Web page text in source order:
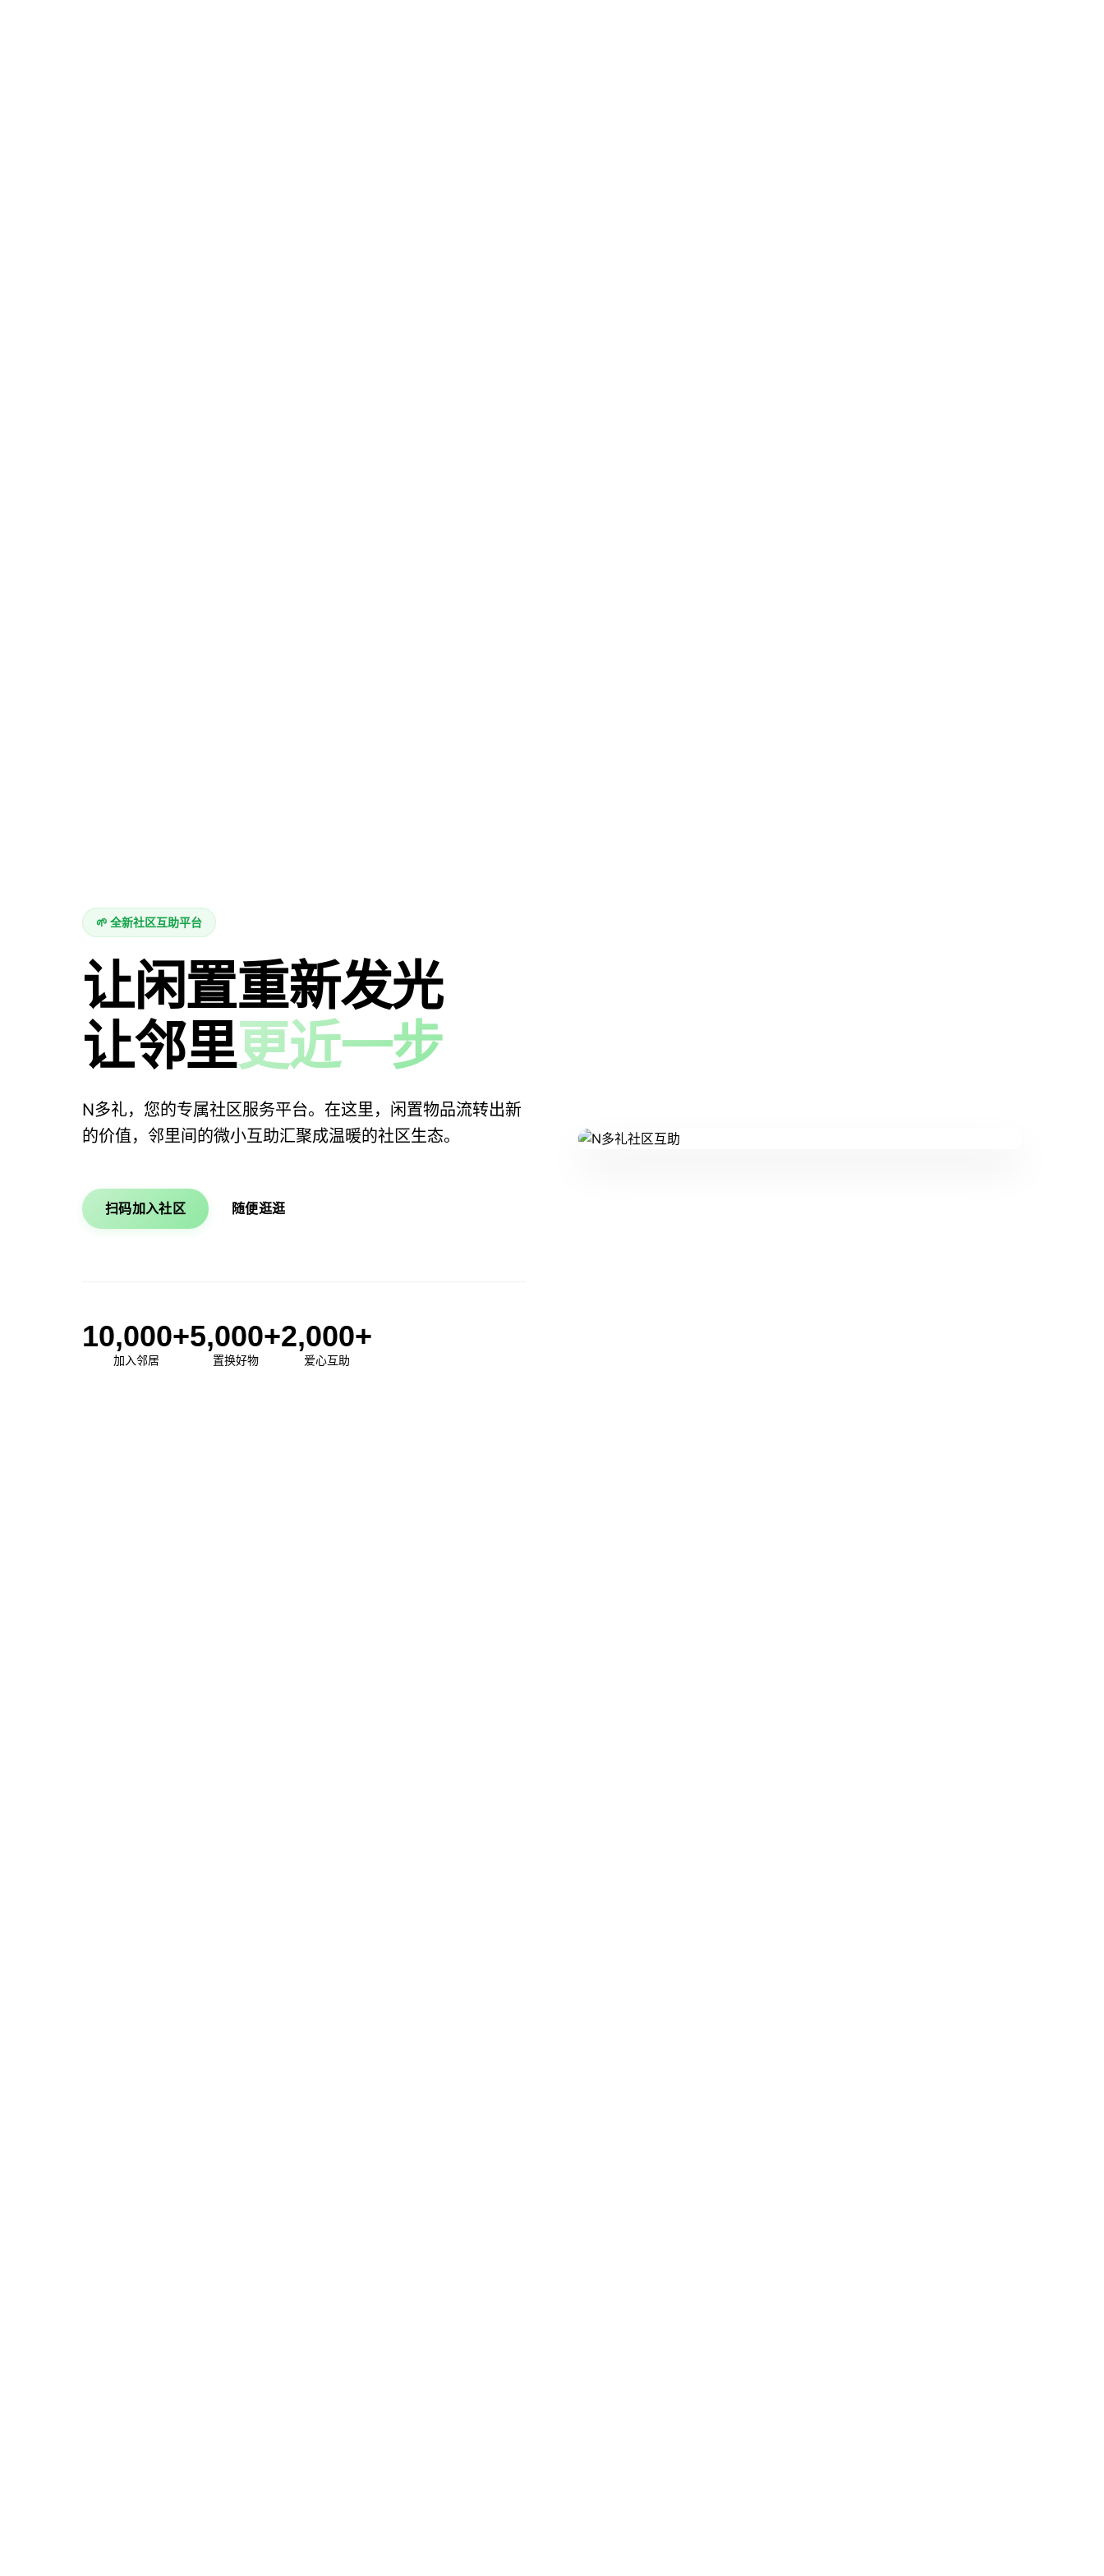
🌱 全新社区互助平台
让闲置重新发光
让邻里更近一步
N多礼，您的专属社区服务平台。在这里，闲置物品流转出新
的价值，邻里间的微小互助汇聚成温暖的社区生态。
扫码加入社区 随便逛逛
10,000+
加入邻居
5,000+
置换好物
2,000+
爱心互助